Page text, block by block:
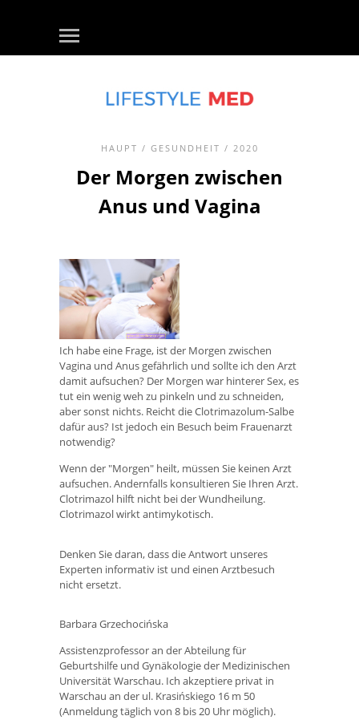
HAUPT / GESUNDHEIT / 2020
Der Morgen zwischen
Anus und Vagina
Ich habe eine Frage, ist der Morgen zwischen
Vagina und Anus gefährlich und sollte ich den Arzt
damit aufsuchen? Der Morgen war hinterer Sex, es
tut ein wenig weh zu pinkeln und zu schneiden,
aber sonst nichts. Reicht die Clotrimazolum-Salbe
dafür aus? Ist jedoch ein Besuch beim Frauenarzt
notwendig?
Wenn der "Morgen" heilt, müssen Sie keinen Arzt
aufsuchen. Andernfalls konsultieren Sie Ihren Arzt.
Clotrimazol hilft nicht bei der Wundheilung.
Clotrimazol wirkt antimykotisch.
Denken Sie daran, dass die Antwort unseres
Experten informativ ist und einen Arztbesuch
nicht ersetzt.
Barbara Grzechocińska
Assistenzprofessor an der Abteilung für
Geburtshilfe und Gynäkologie der Medizinischen
Universität Warschau. Ich akzeptiere privat in
Warschau an der ul. Krasińskiego 16 m 50
(Anmeldung täglich von 8 bis 20 Uhr möglich).